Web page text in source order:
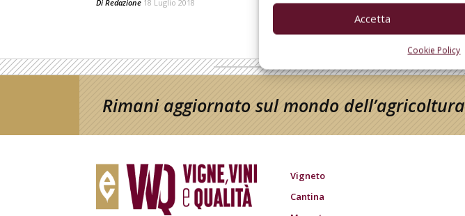
Accetta
Cookie Policy
Di Redazione 18 Luglio 2018
Rimani aggiornato sul mondo dell’agricoltura
Vigneto
Cantina